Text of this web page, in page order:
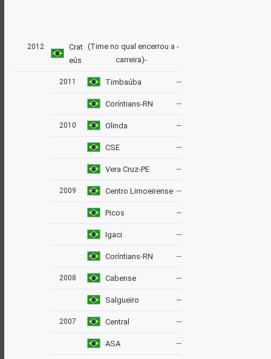
2012
Crat
eús
(Time no qual encerrou a
carreira)-
-
2011 Timbaúba --
Coríntians-RN --
2010 Olinda --
CSE --
Vera Cruz-PE --
2009 Centro Limoeirense --
Picos --
Igaci --
Coríntians-RN --
2008 Cabense --
Salgueiro --
2007 Central --
ASA --